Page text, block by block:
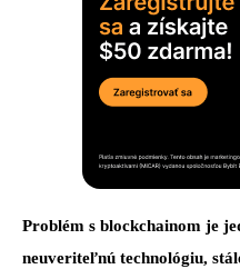
Problém s blockchainom je
neuveriteľnú technológiu,